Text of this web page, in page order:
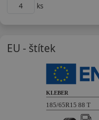
ks
EU - štítek